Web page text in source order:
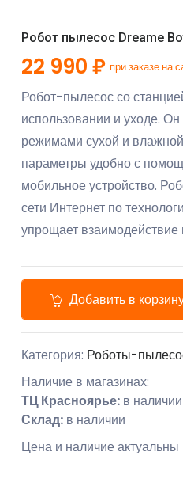
Робот пылесос Dreame
22 990 ₽ при заказе на
Робот-пылесос со
использовании и уходе.
режимами сухой и
параметры удобно с
мобильное устройство.
сети Интернет по
упрощает взаимодействие
Добавить в
Категория: Роботы-
Наличие в магазинах:
ТЦ Красноярье: в наличии
Склад: в наличии
Цена и наличие